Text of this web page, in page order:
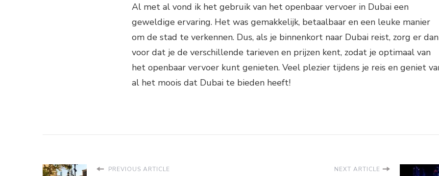
Al met al vond ik het gebruik van het openbaar vervoer in Dubai een
geweldige ervaring. Het was gemakkelijk, betaalbaar en een leuke manier
om de stad te verkennen. Dus, als je binnenkort naar Dubai reist, zorg er dan
voor dat je de verschillende tarieven en prijzen kent, zodat je optimaal van
het openbaar vervoer kunt genieten. Veel plezier tijdens je reis en geniet
al het moois dat Dubai te bieden heeft!
PREVIOUS ARTICLE NEXT ARTICLE